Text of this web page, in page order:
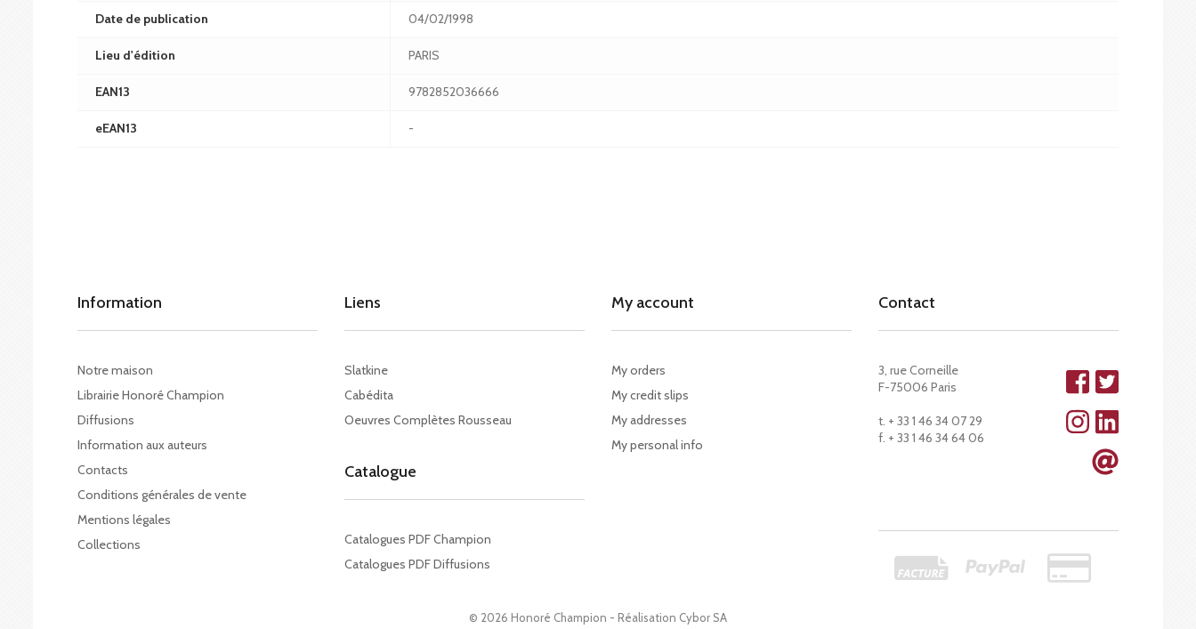
Date de publication 04/02/1998
Lieu d'édition PARIS
EAN13 9782852036666
eEAN13 -
Information
Notre maison
Librairie Honoré Champion
Diffusions
Information aux auteurs
Contacts
Conditions générales de vente
Mentions légales
Collections
© 2026 Honoré Champion - Réalisation Cybor SA
Liens
Slatkine
Cabédita
Oeuvres Complètes Rousseau
Catalogue
Catalogues PDF Champion
Catalogues PDF Diffusions
My account
My orders
My credit slips
My addresses
My personal info
Contact
3, rue Corneille
F-75006 Paris
t. + 33 1 46 34 07 29
f. + 33 1 46 34 64 06